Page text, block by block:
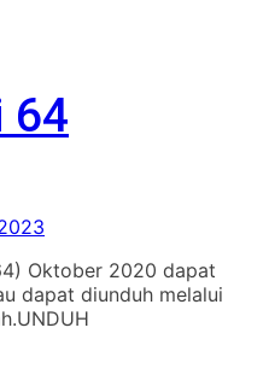
64
Oktober 2020 dapat
dapat diunduh melalui